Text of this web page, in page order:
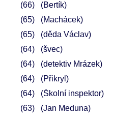
66
(Bertík)
65
(Machácek)
65
(děda Václav)
64
(švec)
64
(detektiv Mrázek)
64
(Přikryl)
64
(Školní inspektor)
63
(Jan Meduna)